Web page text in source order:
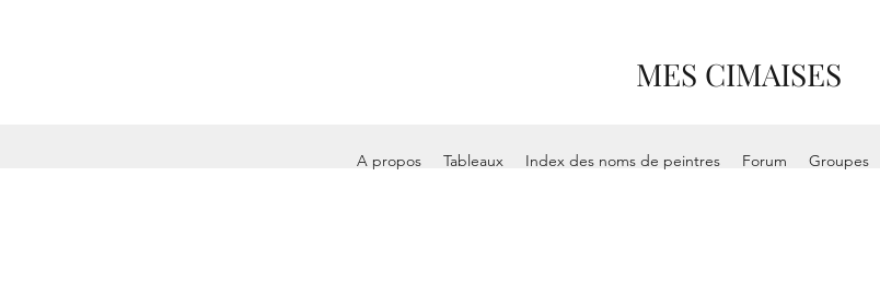
MES CIMAISES
A propos Tableaux Index des noms de peintres Forum Groupes